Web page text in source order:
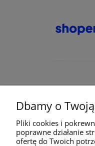
Dbamy o
Pliki cookies i
poprawne działanie
ofertę do Twoich